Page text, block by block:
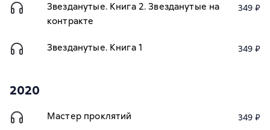
Звезданутые. Книга 2. Звезданутые на
контракте
349 ₽
Звезданутые. Книга 1 349 ₽
2020
Мастер проклятий 349 ₽